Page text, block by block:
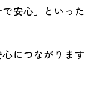
安心」といった
につながりま